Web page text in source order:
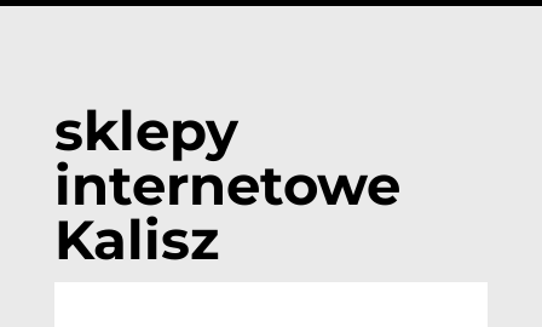
sklepy
internetowe
Kalisz